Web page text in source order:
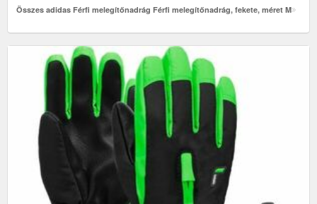
Összes adidas Férfi melegítőnadrág Férfi melegítőnadrág, fekete, méret M